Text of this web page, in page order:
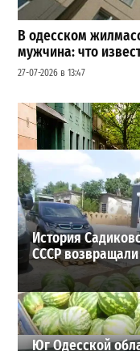
В одесском
мужчина: что
27-07-2026 в 13:47
Шезлонги,
заплатить за
21-07-2026 в 19:23
ВИБОР РЕДАКЦИИ
История
СССР
Юг Одесской